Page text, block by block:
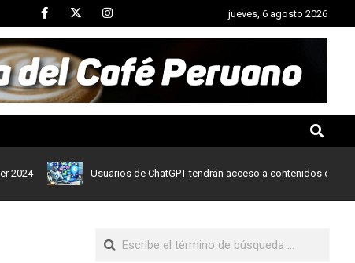
jueves, 6 agosto 2026
Usuarios de ChatGPT tendrán acceso a contenidos de noticias